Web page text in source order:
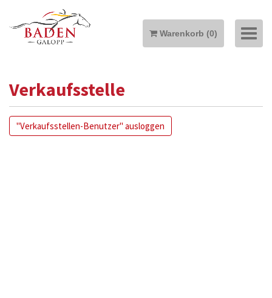
Warenkorb (0)
MEIN KONTO
Verkaufsstelle
"Verkaufsstellen-Benutzer" ausloggen